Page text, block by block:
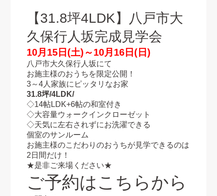
【31.8坪4LDK】
八戸市大
久保行人坂完成見学会
10月15日(土)～10月16日(日)
八戸市大久保行人坂にて
お施主様のおうちを限定公開！
3～4人家族にピッタリなお家
31.8坪/4LDK/
◇14帖LDK+6帖の和室付き
◇大容量ウォークインクローゼット
◇天気に左右されずにお洗濯できる
個室のサンルーム
お施主様のこだわりのおうちが見学できるのは
2日間だけ！
★是非ご来場ください★
ご予約はこちらから